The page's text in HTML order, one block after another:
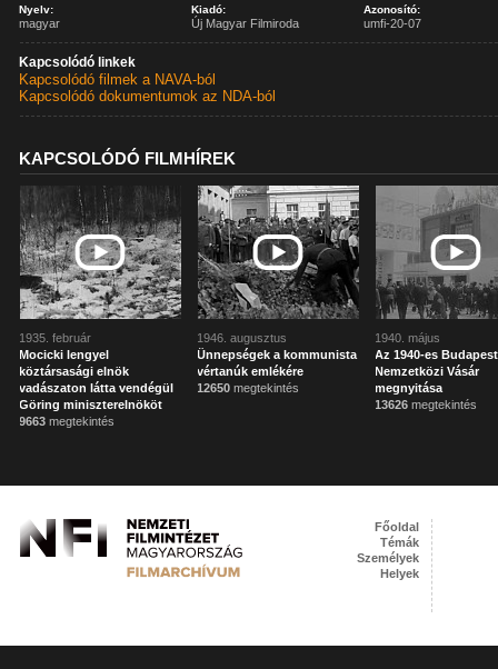
Nyelv:
magyar
Kiadó:
Új Magyar Filmiroda
Azonosító:
umfi-20-07
Kapcsolódó linkek
Kapcsolódó filmek a NAVA-ból
Kapcsolódó dokumentumok az NDA-ból
KAPCSOLÓDÓ FILMHÍREK
1935. február
Mocicki lengyel
köztársasági elnök
vadászaton látta vendégül
Göring miniszterelnököt
9663 megtekintés
1946. augusztus
Ünnepségek a kommunista
vértanúk emlékére
12650 megtekintés
1940. május
Az 1940-es
Nemzetközi Vásár
megnyitása
13626 megtekintés
Főoldal
Témák
Személyek
Helyek